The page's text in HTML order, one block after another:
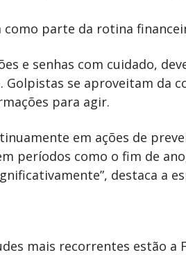
como parte da rotina
e senhas com cuidado,
se aproveitam da
para agir.
em ações de
períodos como o fim de
destaca a
mais recorrentes estão a